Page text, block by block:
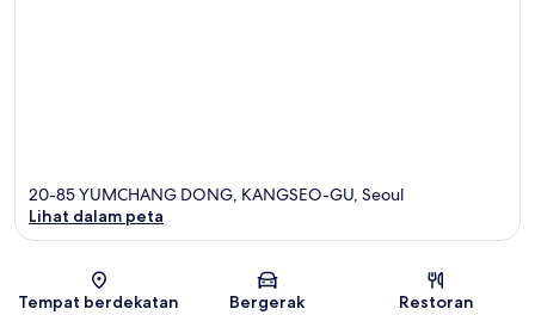
Peta
20-85 YUMCHANG DONG, KANGSEO-GU, Seoul
Lihat dalam peta
Tempat berdekatan Bergerak Restoran